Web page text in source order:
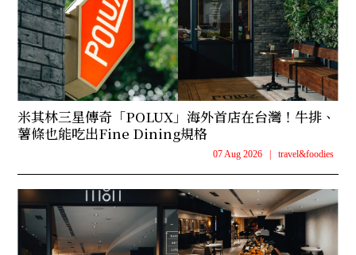
米其林三星傳奇「POLUX」海外首店在台灣！牛排、
薯條也能吃出Fine Dining規格
07 Aug 2026 | travel&foodies